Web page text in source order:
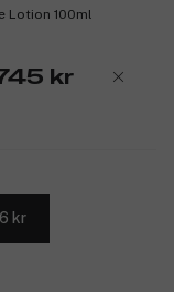
Lotion 100ml
kr
kr